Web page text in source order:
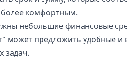
комфортным.
небольшие финансовые
может предложить удобные и
задач.